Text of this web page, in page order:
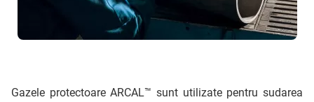
Gazele protectoare ARCAL™ sunt utilizate pentru sudarea